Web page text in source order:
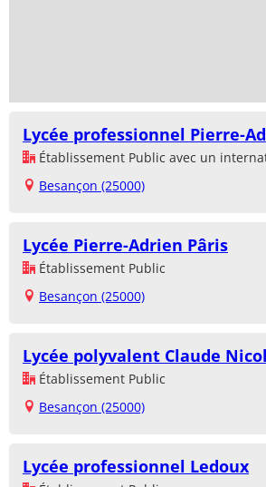
Lycée professionnel Pierre-
Établissement Public avec un
Besançon (25000)
Lycée Pierre-Adrien Pâris
Établissement Public
Besançon (25000)
Lycée polyvalent Claude
Établissement Public
Besançon (25000)
Lycée professionnel Ledoux